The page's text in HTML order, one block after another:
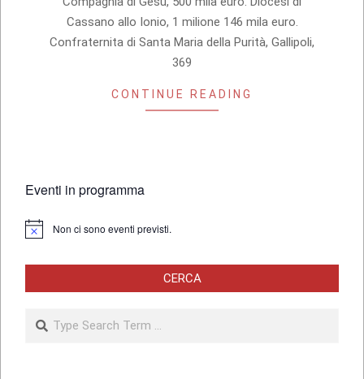
Cassano allo Ionio, 1 milione 146 mila euro.
Confraternita di Santa Maria della Purità, Gallipoli,
369
CONTINUE READING
Eventi in programma
Notice Non ci sono eventi previsti.
CERCA
Search